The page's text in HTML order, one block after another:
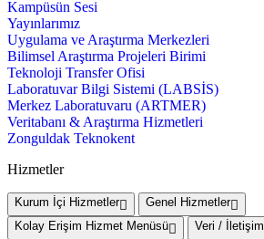
Kampüsün Sesi
Yayınlarımız
Uygulama ve Araştırma Merkezleri
Bilimsel Araştırma Projeleri Birimi
Teknoloji Transfer Ofisi
Laboratuvar Bilgi Sistemi (LABSİS)
Merkez Laboratuvaru (ARTMER)
Veritabanı & Araştırma Hizmetleri
Zonguldak Teknokent
Hizmetler
Kurum İçi Hizmetler
Genel Hizmetler
Kolay Erişim Hizmet Menüsü
Veri / İletişim